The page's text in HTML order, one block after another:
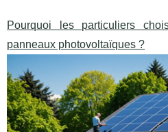
Pourquoi les particuliers
panneaux photovoltaïques ?